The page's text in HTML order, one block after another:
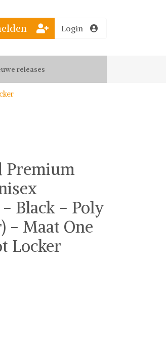
releases
vrienden
Login
Premium
- Black - Poly
- Maat One
Locker